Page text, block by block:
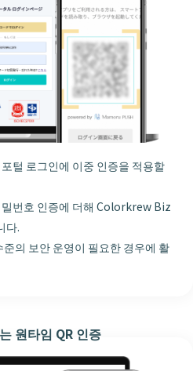
털 로그인에 이중 인증을 적용할
번호 인증에 더해 Colorkrew Biz
다.
의 보안 운영이 필요한 경우에 활
원타임 QR 인증